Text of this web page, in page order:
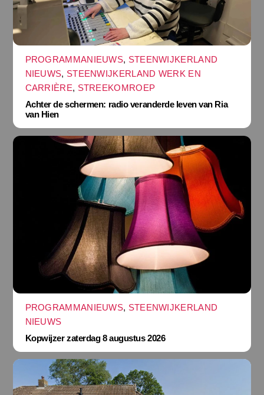
PROGRAMMANIEUWS, STEENWIJKERLAND
NIEUWS, STEENWIJKERLAND WERK EN
CARRIÈRE, STREEKOMROEP
Achter de schermen: radio veranderde leven van Ria
van Hien
PROGRAMMANIEUWS, STEENWIJKERLAND
NIEUWS
Kopwijzer zaterdag 8 augustus 2026